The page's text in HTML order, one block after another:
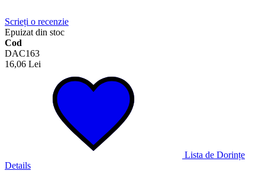
Scrieți o recenzie
Epuizat din stoc
Cod
DAC163
16,06 Lei
Lista de Dorințe
Details